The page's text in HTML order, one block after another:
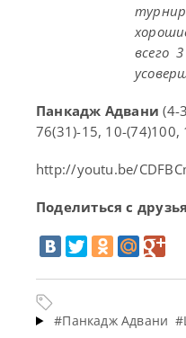
всего
Панкадж Адвани (4-
76(31)-15, 10-(74)100,
http://youtu.be/
Поделиться с
#Панкадж Адвани